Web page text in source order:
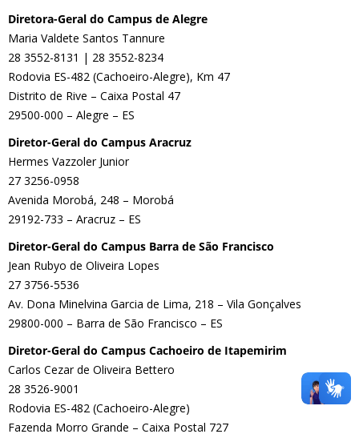
Diretora-Geral do Campus de Alegre
Maria Valdete Santos Tannure
28 3552-8131 | 28 3552-8234
Rodovia ES-482 (Cachoeiro-Alegre), Km 47
Distrito de Rive – Caixa Postal 47
29500-000 – Alegre – ES
Diretor-Geral do Campus Aracruz
Hermes Vazzoler Junior
27 3256-0958
Avenida Morobá, 248 – Morobá
29192-733 – Aracruz – ES
Diretor-Geral do Campus Barra de São Francisco
Jean Rubyo de Oliveira Lopes
27 3756-5536
Av. Dona Minelvina Garcia de Lima, 218 – Vila Gonçalves
29800-000 – Barra de São Francisco – ES
Diretor-Geral do Campus Cachoeiro de Itapemirim
Carlos Cezar de Oliveira Bettero
28 3526-9001
Rodovia ES-482 (Cachoeiro-Alegre)
Fazenda Morro Grande – Caixa Postal 727